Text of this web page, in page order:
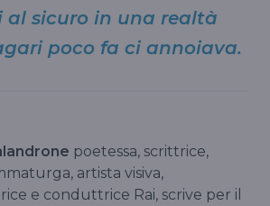
al sicuro in una realtà
poco fa ci annoiava.
poetessa, scrittrice,
artista visiva,
e conduttrice Rai, scrive per il